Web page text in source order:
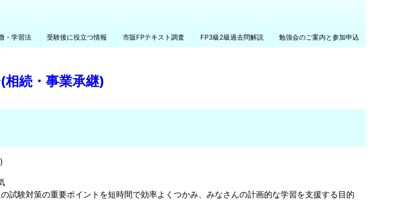
・学習法 受験後に役立つ情報 市販FPテキスト調査 FP3級2級過去問解説 勉強会のご案内と参加申込
続・事業承継)
試験対策の重要ポイントを短時間で効率よくつかみ、みなさんの計画的な学習を支援する目的